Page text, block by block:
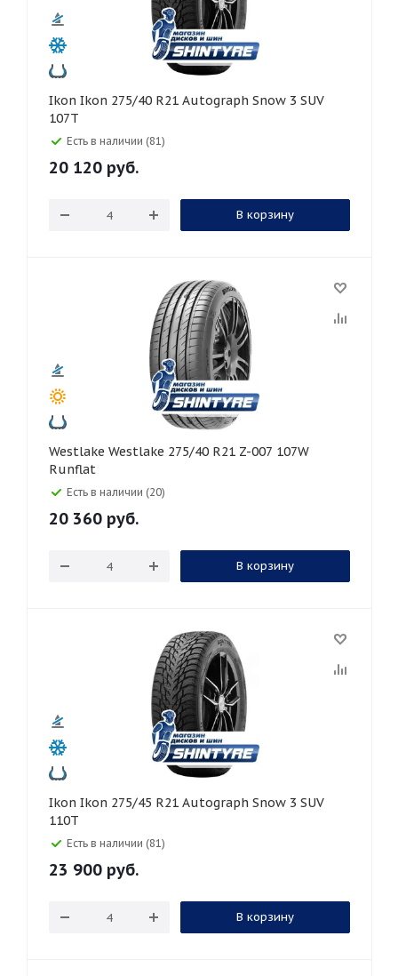
Ikon Ikon 275/40 R21 Autograph Snow 3 SUV
107T
Есть в наличии (81)
20 120 руб.
В корзину
Westlake Westlake 275/40 R21 Z-007 107W
Runflat
Есть в наличии (20)
20 360 руб.
В корзину
Ikon Ikon 275/45 R21 Autograph Snow 3 SUV
110T
Есть в наличии (81)
23 900 руб.
В корзину